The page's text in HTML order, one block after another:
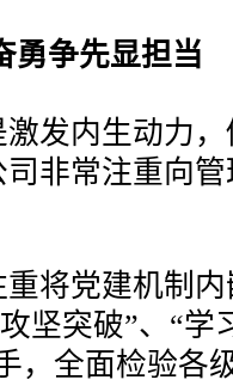
争先显担当
内生动力，
非常注重向
党建机制内
坚突破”、“学
，全面检验各